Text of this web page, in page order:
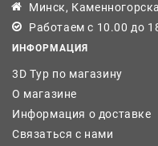
Минск,
Работаем с 10.00 до
ИНФОРМАЦИЯ
3D Тур по магазину
О магазине
Информация о доставке
Связаться с нами